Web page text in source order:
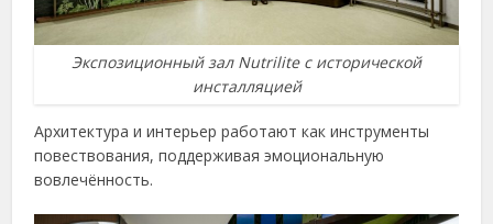
Экспозиционный зал Nutrilite с исторической
инсталляцией
Архитектура и интерьер работают как инструменты
повествования, поддерживая эмоциональную
вовлечённость.